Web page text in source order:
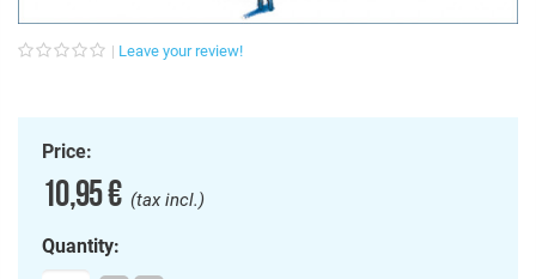
Leave your review!
Price:
10,95 €(tax incl.)
Quantity: